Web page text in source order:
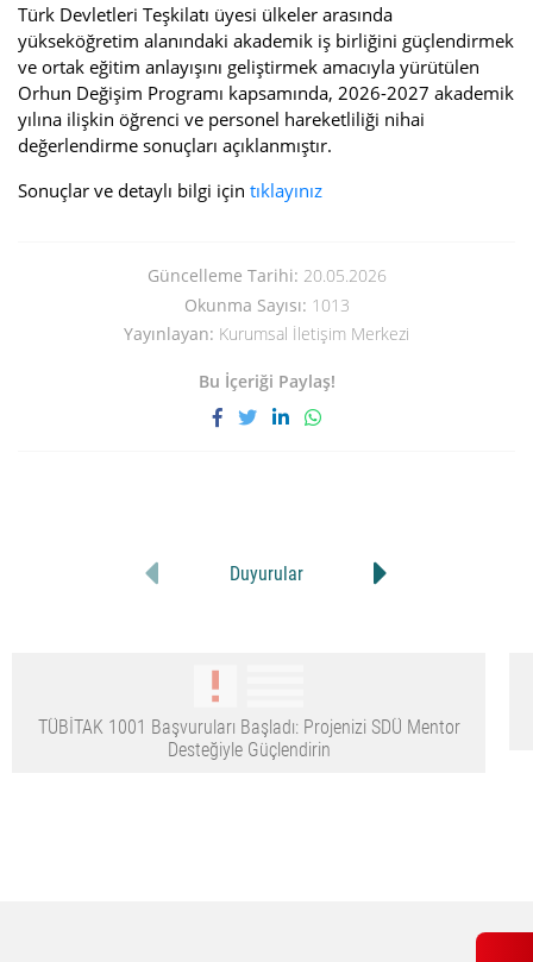
Türk Devletleri Teşkilatı üyesi ülkeler arasında
yükseköğretim alanındaki akademik iş birliğini güçlendirmek
ve ortak eğitim anlayışını geliştirmek amacıyla yürütülen
Orhun Değişim Programı kapsamında, 2026-2027 akademik
yılına ilişkin öğrenci ve personel hareketliliği nihai
değerlendirme sonuçları açıklanmıştır.
Sonuçlar ve detaylı bilgi için tıklayınız
Güncelleme Tarihi: 20.05.2026
Okunma Sayısı: 1013
Yayınlayan: Kurumsal İletişim Merkezi
Bu İçeriği Paylaş!
Duyurular
TÜBİTAK 1001 Başvuruları Başladı: Projenizi SDÜ Mentor
Desteğiyle Güçlendirin